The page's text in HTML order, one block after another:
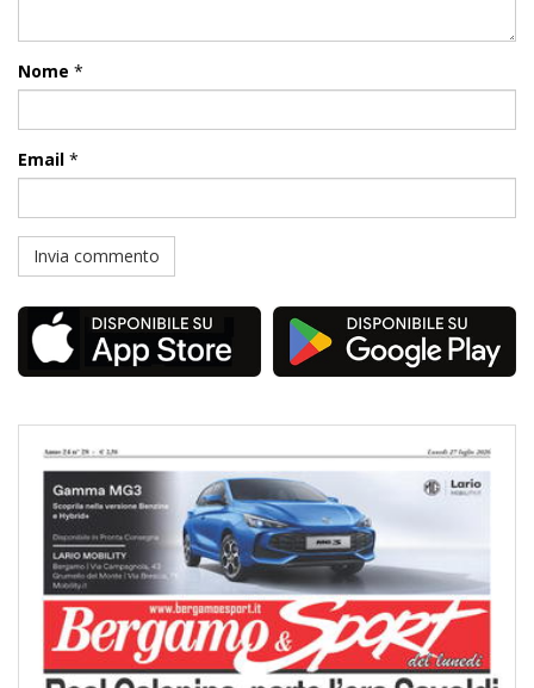
Nome *
Email *